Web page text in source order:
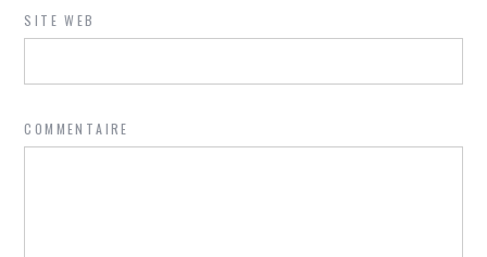
SITE WEB
COMMENTAIRE